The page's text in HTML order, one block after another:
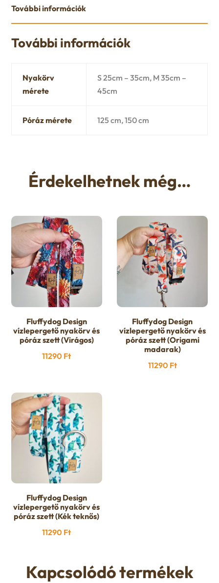
További információk
További információk
Nyakörv
mérete
S 25cm – 35cm, M 35cm –
45cm
Póráz mérete 125 cm, 150 cm
Érdekelhetnek még…
Fluffydog Design
vízlepergető nyakörv és
póráz szett (Virágos)
11290 Ft
Fluffydog Design
vízlepergető nyakörv és
póráz szett (Origami
madarak)
11290 Ft
Fluffydog Design
vízlepergető nyakörv és
póráz szett (Kék teknős)
11290 Ft
Kapcsolódó termékek